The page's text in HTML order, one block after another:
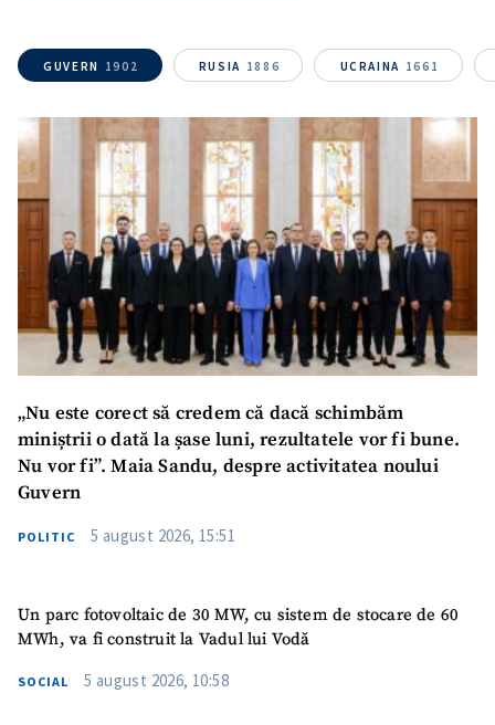
SUSȚINE
GUVERN 1902 RUSIA 1886 UCRAINA 1661
„Nu este corect să credem că dacă schimbăm
miniștrii o dată la șase luni, rezultatele vor fi bune.
Nu vor fi”. Maia Sandu, despre activitatea noului
Guvern
POLITIC 5 august 2026, 15:51
Un parc fotovoltaic de 30 MW, cu sistem de stocare de 60
MWh, va fi construit la Vadul lui Vodă
SOCIAL 5 august 2026, 10:58